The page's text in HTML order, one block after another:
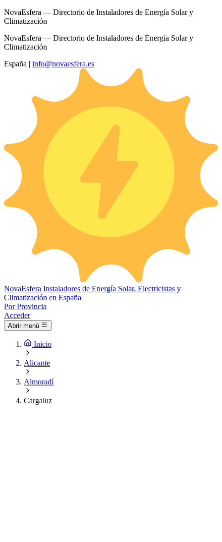
NovaEsfera — Directorio de Instaladores de Energía Solar y
Climatización
NovaEsfera — Directorio de Instaladores de Energía Solar y
Climatización
España | info@novaesfera.es
NovaEsfera Instaladores de Energía Solar, Electricistas y
Climatización en España
Por Provincia
Acceder
Abrir menú
Inicio
Alicante
Almoradí
Cargaluz